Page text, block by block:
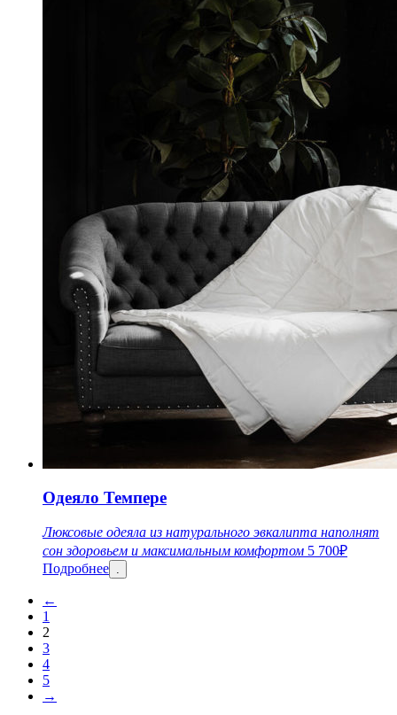
Одеяло Темпере
Люксовые одеяла из натурального эвкалипта наполнят
сон здоровьем и максимальным комфортом 5 700₽
Подробнее .
←
1
2
3
4
5
→